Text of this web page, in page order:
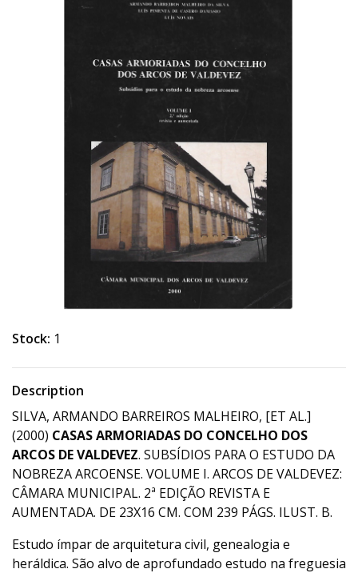
Stock: 1
Description
SILVA, ARMANDO BARREIROS MALHEIRO, [ET AL.]
(2000) CASAS ARMORIADAS DO CONCELHO DOS
ARCOS DE VALDEVEZ. SUBSÍDIOS PARA O ESTUDO DA
NOBREZA ARCOENSE. VOLUME I. ARCOS DE VALDEVEZ:
CÂMARA MUNICIPAL. 2ª EDIÇÃO REVISTA E
AUMENTADA. DE 23X16 CM. COM 239 PÁGS. ILUST. B.
Estudo ímpar de arquitetura civil, genealogia e
heráldica. São alvo de aprofundado estudo na freguesia